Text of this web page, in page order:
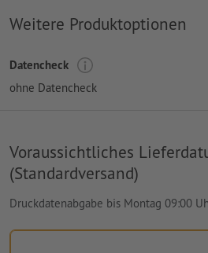
Weitere Produktoptionen
Datencheck
ohne Datencheck
Voraussichtliches
(Standardversand)
Druckdatenabgabe bis Montag 09:00